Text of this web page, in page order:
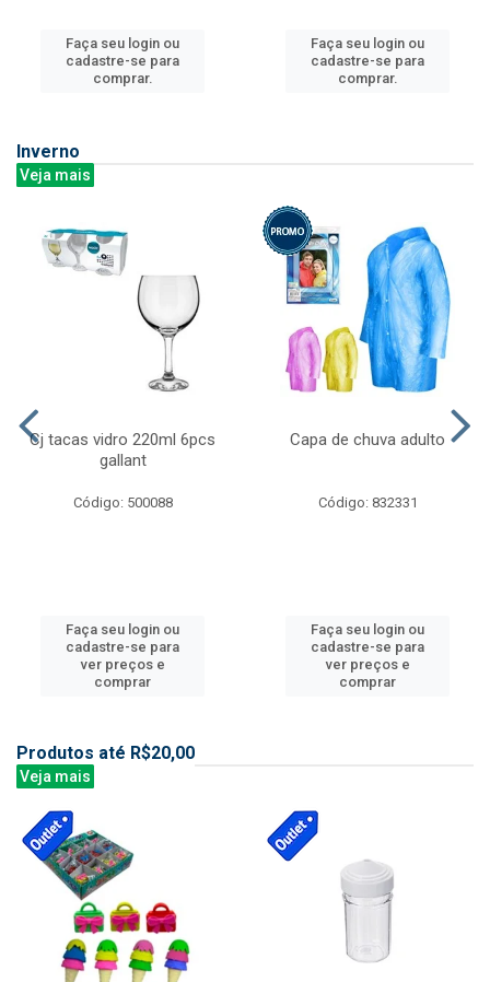
Faça seu login ou
cadastre-se para
comprar.
Faça seu login ou
cadastre-se para
comprar.
Inverno
Veja mais
Cj tacas vidro 220ml 6pcs
gallant
Código: 500088
Faça seu login ou
cadastre-se para
ver preços e
comprar
Capa de chuva adulto
Código: 832331
Faça seu login ou
cadastre-se para
ver preços e
comprar
Produtos até R$20,00
Veja mais